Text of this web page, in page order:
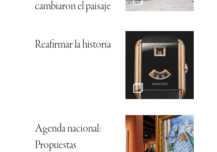
cambiaron el paisaje
Reafirmar la historia
Agenda nacional:
Propuestas